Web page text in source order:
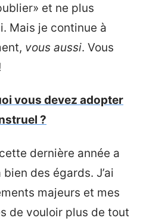
et ne plus
Mais je continue à
vous aussi. Vous
vous devez adopter
?
dernière année a
des égards. J’ai
majeurs et mes
de vouloir plus de tout